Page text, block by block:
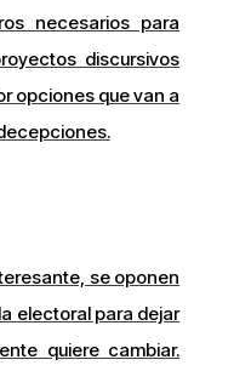
necesarios para
discursivos
opciones que van a
se oponen
electoral para dejar
quiere cambiar.